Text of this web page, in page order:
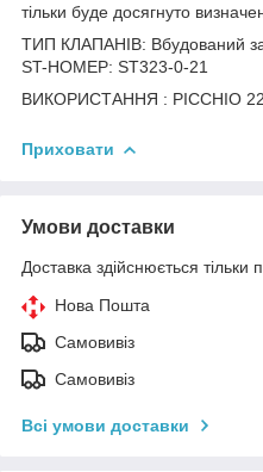
тільки буде досягнуто
ТИП КЛАПАНІВ: Вбудований
ST-НОМЕР: ST323-0-21
ВИКОРИСТАННЯ : PICCHIO
Приховати
Умови доставки
Доставка здійснюється тільки
Нова Пошта
Самовивіз
Самовивіз
Всі умови доставки